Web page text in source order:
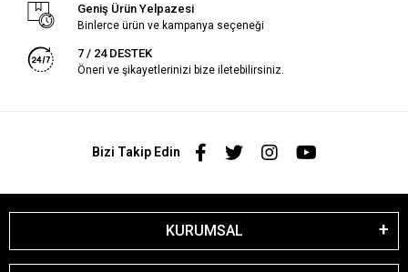
Geniş Ürün Yelpazesi
Binlerce ürün ve kampanya seçeneği
7 / 24 DESTEK
Öneri ve şikayetlerinizi bize iletebilirsiniz.
Bizi Takip Edin
KURUMSAL